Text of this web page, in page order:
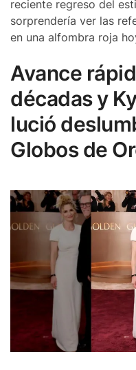
reciente regreso del
sorprendería ver las
en una alfombra roja
Avance
décadas y
lució
Globos de